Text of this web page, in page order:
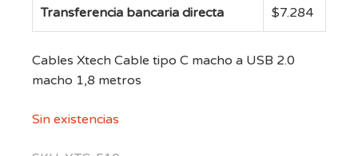
Transferencia bancaria directa $7.284
Cables Xtech Cable tipo C macho a USB 2.0
macho 1,8 metros
Sin existencias